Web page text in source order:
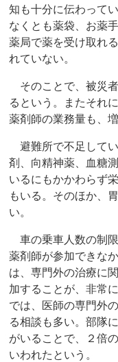
知も十分に伝わって
なくとも薬袋、お薬
薬局で薬を受け取れ
れていない。
そのことで、被災
るという。またそれ
薬剤師の業務量も、
避難所で不足して
剤、向精神薬、血糖
いるにもかかわらず
もいる。そのほか、
い。
車の乗車人数の制
薬剤師が参加できな
は、専門外の治療に
加することが、非常
では、医師の専門外
る相談も多い。部隊
がいることで、２倍
いわれたという。